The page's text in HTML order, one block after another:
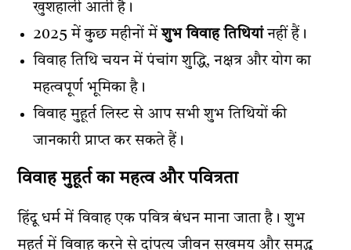
खुशहाली आती है।
2025 में कुछ महीनों मेंशुभ विवाह तिथियांनहीं हैं।
विवाह तिथि चयन में पंचांग शुद्धि, नक्षत्र और योग का
महत्वपूर्ण भूमिका है।
विवाह मुहूर्त लिस्ट से आप सभी शुभ तिथियों की
जानकारी प्राप्त कर सकते हैं।
विवाह मुहूर्त का महत्व और पवित्रता
हिंदू धर्म में विवाह एक पवित्र बंधन माना जाता है। शुभ
मुहूर्त में विवाह करने से दांपत्य जीवन सुखमय और समृद्ध